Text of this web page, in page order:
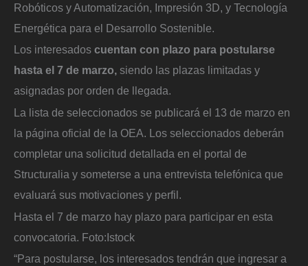
Robóticos y Automatización, Impresión 3D, y Tecnología
Energética para el Desarrollo Sostenible.
Los interesados cuentan con plazo para postularse
hasta el 7 de marzo, siendo las plazas limitadas y
asignadas por orden de llegada.
La lista de seleccionados se publicará el 13 de marzo en
la página oficial de la OEA. Los seleccionados deberán
completar una solicitud detallada en el portal de
Structuralia y someterse a una entrevista telefónica que
evaluará sus motivaciones y perfil.
Hasta el 7 de marzo hay plazo para participar en esta
convocatoria. Foto:Istock
“Para postularse, los interesados tendrán que ingresar a